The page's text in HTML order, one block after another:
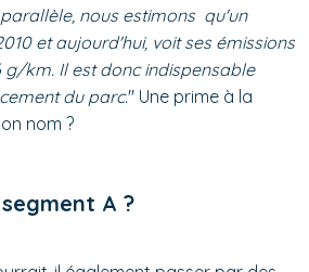
parallèle, nous estimons qu'un
et aujourd'hui, voit ses émissions
g/km. Il est donc indispensable
du parc." Une prime à la
nom ?
A ?